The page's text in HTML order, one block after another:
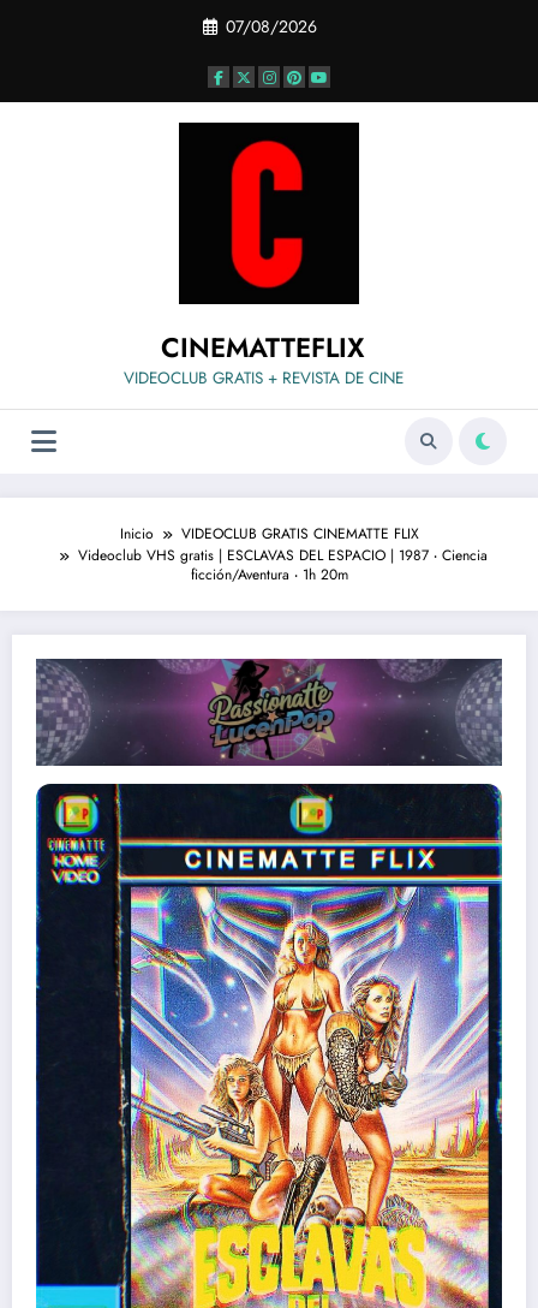
07/08/2026
CINEMATTEFLIX
VIDEOCLUB GRATIS + REVISTA DE CINE
Inicio
VIDEOCLUB GRATIS CINEMATTE FLIX
Videoclub VHS gratis | ESCLAVAS DEL ESPACIO | 1987 ‧ Ciencia
ficción/Aventura ‧ 1h 20m